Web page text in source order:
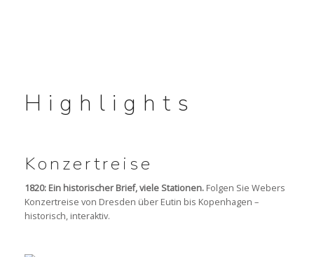
Highlights
Konzertreise
1820: Ein historischer Brief, viele Stationen. Folgen Sie Webers
Konzertreise von Dresden über Eutin bis Kopenhagen –
historisch, interaktiv.